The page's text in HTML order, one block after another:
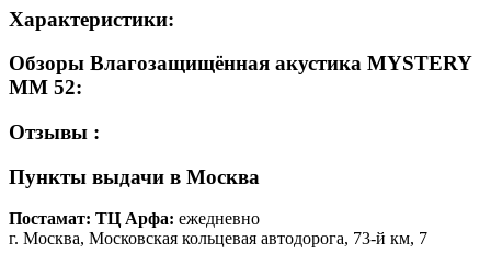
Характеристики:
Обзоры Влагозащищённая акустика MYSTERY
MM 52:
Отзывы :
Пункты выдачи в Москва
Постамат: ТЦ Арфа: ежедневно
г. Москва, Московская кольцевая автодорога, 73-й км, 7